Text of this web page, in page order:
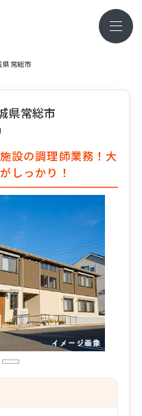
常総市
県常総市
設の調理師業務！大
しっかり！
3